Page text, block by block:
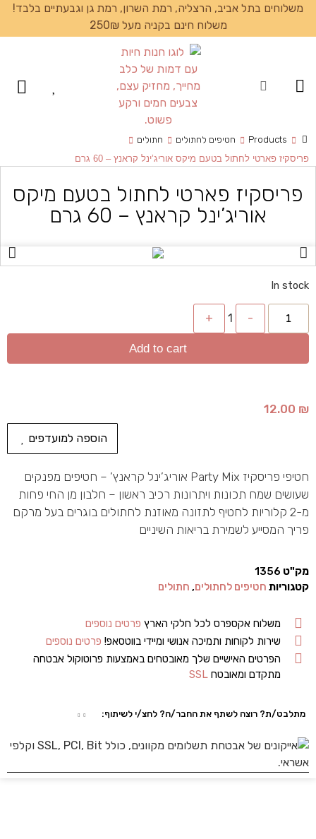
משלוחים בתל אביב, הרצליה, רמת השרון, רמת גן וגבעתיים בלבד!
משלוח חינם בקניה מעל 250₪
Products חטיפים לחתולים
חתולים
פריסקיז פארטי לחתול בטעם מיקס אוריג’ינל קראנץ – 60 גרם
פריסקיז פארטי לחתול בטעם מיקס
אוריג’ינל קראנץ – 60 גרם
In stock
-
1
+
Add to cart
12.00 ₪
הוספה למועדפים
חטיפי פריסקיז Party Mix אוריג’ינל קראנץ’ – חטיפים מפנקים
שעושים שמח תכונות ויתרונות רכיב ראשון – חלבון מן החי פחות
מ-2 קלוריות לחטיף לתזונה מאוזנת לחתולים בוגרים בעל מרקם
פריך המסייע לשמירת בריאות השיניים
מק"ט 1356
קטגוריות חטיפים לחתולים, חתולים
משלוח אקספרס לכל חלקי הארץ פרטים נוספים
שירות לקוחות ותמיכה אנושי ומיידי בווטסאפ! פרטים נוספים
הפרטים האישיים שלך מאובטחים באמצעות פרוטוקול אבטחה
מתקדם ומאובטחSSL
מתלבט/ת? רוצה לשתף את החבר/ה? לחצ/י לשיתוף: